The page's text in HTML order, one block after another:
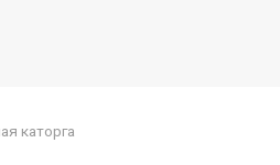
каторга